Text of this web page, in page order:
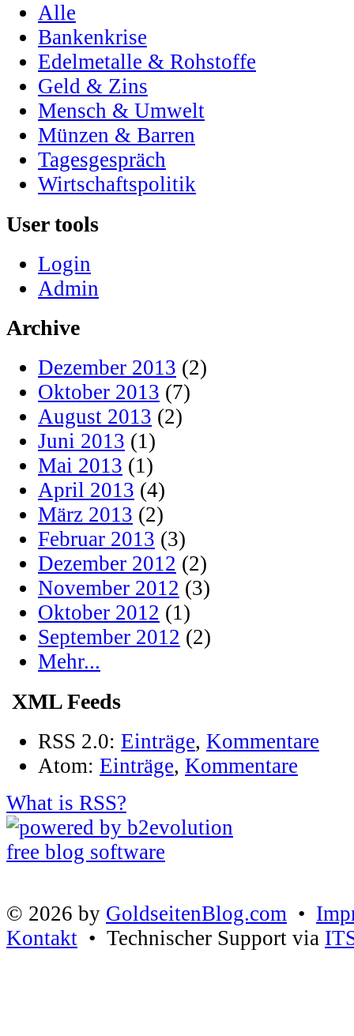
Alle
Bankenkrise
Edelmetalle & Rohstoffe
Geld & Zins
Mensch & Umwelt
Münzen & Barren
Tagesgespräch
Wirtschaftspolitik
User tools
Login
Admin
Archive
Dezember 2013 (2)
Oktober 2013 (7)
August 2013 (2)
Juni 2013 (1)
Mai 2013 (1)
April 2013 (4)
März 2013 (2)
Februar 2013 (3)
Dezember 2012 (2)
November 2012 (3)
Oktober 2012 (1)
September 2012 (2)
Mehr...
XML Feeds
RSS 2.0: Einträge, Kommentare
Atom: Einträge, Kommentare
What is RSS?
© 2026 by GoldseitenBlog.com •
Kontakt • Technischer Support via